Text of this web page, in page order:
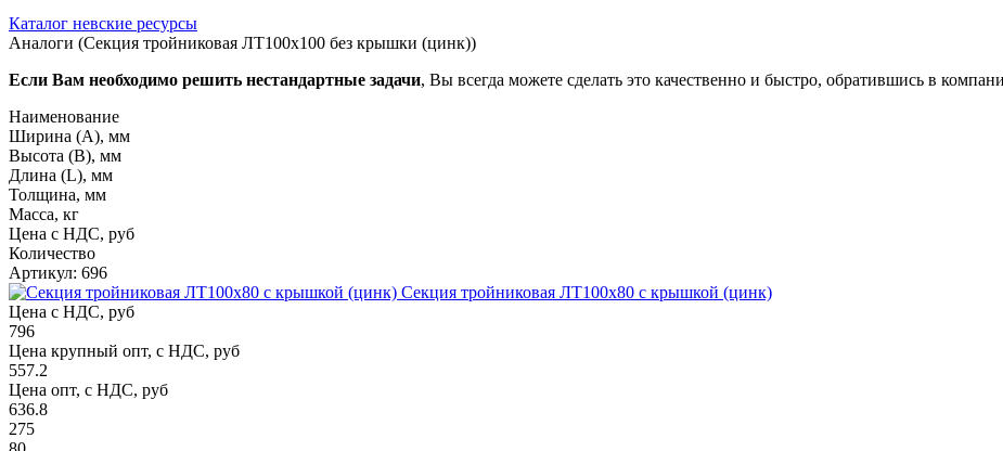
Каталог невские ресурсы
Аналоги (Секция тройниковая ЛТ100х100 без крышки (цинк))
Если Вам необходимо решить нестандартные задачи, Вы всегда можете сделать это качественно и быстро, обратившись в
Наименование
Ширина (А), мм
Высота (В), мм
Длина (L), мм
Толщина, мм
Масса, кг
Цена с НДС, руб
Количество
Артикул: 696
Секция тройниковая ЛТ100х80 с крышкой (цинк)
Цена с НДС, руб
796
Цена крупный опт, с НДС, руб
557.2
Цена опт, с НДС, руб
636.8
275